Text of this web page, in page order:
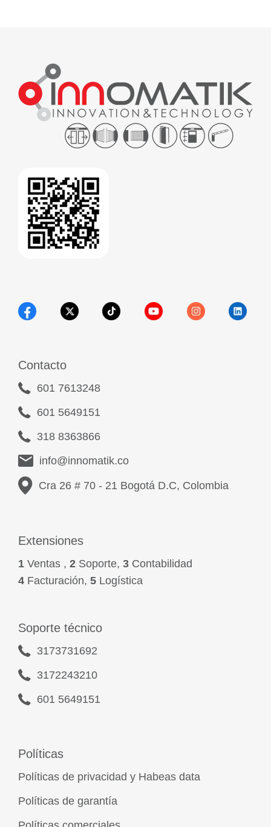
Contacto
601 7613248
601 5649151
318 8363866
info@innomatik.co
Cra 26 # 70 - 21 Bogotá D.C, Colombia
Extensiones
1 Ventas , 2 Soporte, 3 Contabilidad
4 Facturación, 5 Logística
Soporte técnico
3173731692
3172243210
601 5649151
Políticas
Políticas de privacidad y Habeas data
Políticas de garantía